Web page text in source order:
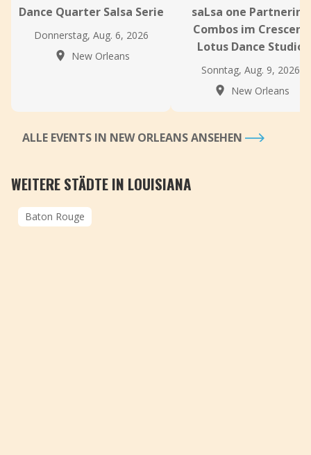
Dance Quarter Salsa Serie
Donnerstag, Aug. 6, 2026
New Orleans
saLsa one Partnering
Combos im Crescent
Lotus Dance Studio
Sonntag, Aug. 9, 2026
New Orleans
ALLE EVENTS IN NEW ORLEANS ANSEHEN
WEITERE STÄDTE IN LOUISIANA
Baton Rouge